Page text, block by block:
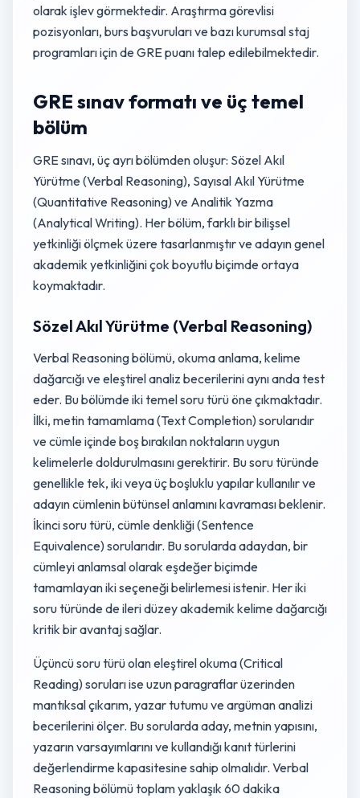
olarak işlev görmektedir. Araştırma görevlisi
pozisyonları, burs başvuruları ve bazı kurumsal staj
programları için de GRE puanı talep edilebilmektedir.
GRE sınav formatı ve üç temel
bölüm
GRE sınavı, üç ayrı bölümden oluşur: Sözel Akıl
Yürütme (Verbal Reasoning), Sayısal Akıl Yürütme
(Quantitative Reasoning) ve Analitik Yazma
(Analytical Writing). Her bölüm, farklı bir bilişsel
yetkinliği ölçmek üzere tasarlanmıştır ve adayın genel
akademik yetkinliğini çok boyutlu biçimde ortaya
koymaktadır.
Sözel Akıl Yürütme (Verbal Reasoning)
Verbal Reasoning bölümü, okuma anlama, kelime
dağarcığı ve eleştirel analiz becerilerini aynı anda test
eder. Bu bölümde iki temel soru türü öne çıkmaktadır.
İlki, metin tamamlama (Text Completion) sorularıdır
ve cümle içinde boş bırakılan noktaların uygun
kelimelerle doldurulmasını gerektirir. Bu soru türünde
genellikle tek, iki veya üç boşluklu yapılar kullanılır ve
adayın cümlenin bütünsel anlamını kavraması beklenir.
İkinci soru türü, cümle denkliği (Sentence
Equivalence) sorularıdır. Bu sorularda adaydan, bir
cümleyi anlamsal olarak eşdeğer biçimde
tamamlayan iki seçeneği belirlemesi istenir. Her iki
soru türünde de ileri düzey akademik kelime dağarcığı
kritik bir avantaj sağlar.
Üçüncü soru türü olan eleştirel okuma (Critical
Reading) soruları ise uzun paragraflar üzerinden
mantıksal çıkarım, yazar tutumu ve argüman analizi
becerilerini ölçer. Bu sorularda aday, metnin yapısını,
yazarın varsayımlarını ve kullandığı kanıt türlerini
değerlendirme kapasitesine sahip olmalıdır. Verbal
Reasoning bölümü toplam yaklaşık 60 dakika